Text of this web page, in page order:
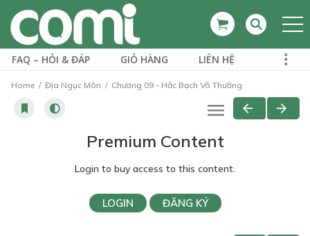
FAQ – HỎI & ĐÁP GIỎ HÀNG LIÊN HỆ
Home Địa Ngục Môn Chương 09 - Hắc Bạch Vô Thường
Premium Content
Login to buy access to this content.
LOGIN ĐĂNG KÝ